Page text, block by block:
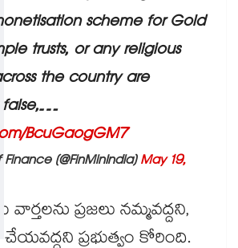
scheme for Gold
trusts, or any religious
the country are
false,…
BcuGaogGM7
(@FinMinIndia)May 19,
వార్తలను ప్రజలు నమ్మవద్దని,
ప్రభుత్వం కోరింది.